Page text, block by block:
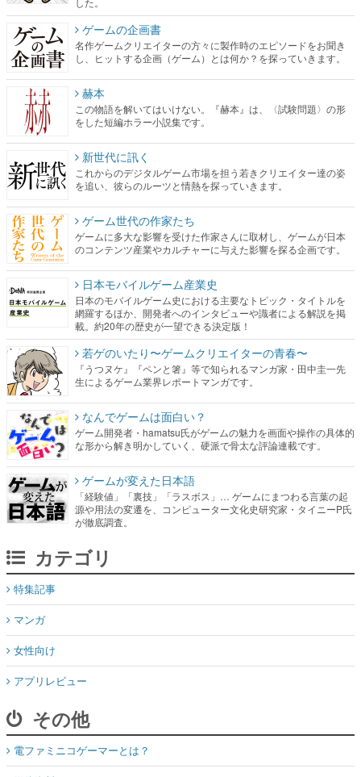
ゲームの企画書
名作ゲームクリエイターの方々に製作時のエピソードをお聞き
し、ヒットする企画（ゲーム）とは何か？を探っていきます。
赫本
この物語を解いてはいけない。『赫本』は、〈試験問題〉の形
をした短編ホラー小説集です。
新世代に訊く
これからのデジタルゲーム市場を担う若きクリエイター達の姿
を追い、彼らのルーツと情熱を探っていきます。
ゲーム世代の作家たち
ゲームに多大な影響を受けた作家さんに取材し、ゲームが日本
のコンテンツ産業やカルチャーに与えた影響を探る企画です。
日本モバイルゲーム産業史
日本のモバイルゲーム史における主要なトピック・タイトルを
網羅するほか、開発者へのインタビューや識者による解説を掲
載。約20年の歴史が一望できる決定版！
若ゲのいたり〜ゲームクリエイターの青春〜
『うつヌケ』『ペンと箸』等で知られるマンガ家・田中圭一先
生によるゲーム業界レポートマンガです。
なんでゲームは面白い？
ゲーム開発者・hamatsu氏がゲームの魅力を画面や操作の具体的
な形から解き明かしていく、硬派で骨太な評論連載です。
ゲームが変えた日本語
「経験値」「裏技」「ラスボス」… ゲームにまつわる言葉の起
源や用法の変遷を、コンピューター文化史研究家・タイニーP氏
が徹底調査。
カテゴリ
特集記事
マンガ
女性向け
アプリレビュー
その他
電ファミニコゲーマーとは？